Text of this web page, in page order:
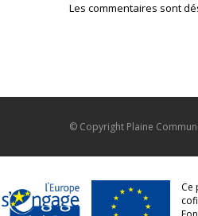
Les commentaires sont
© Copyright Plaine
Ce